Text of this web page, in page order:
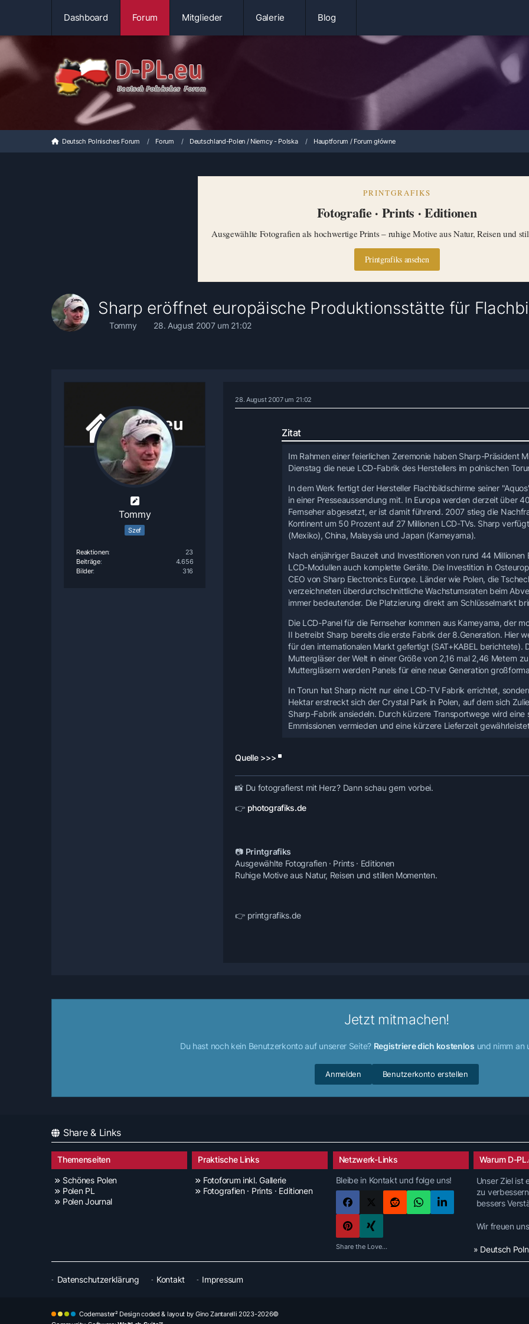
Dashboard Forum Mitglieder Galerie Blog
Deutsch Polnisches Forum Forum Deutschland-Polen / Niemcy - Polska Hauptforum / Forum główne
PRINTGRAFIKS
Fotografie · Prints · Editionen
Ausgewählte Fotografien als hochwertige Prints – ruhige Motive aus Natur, Reisen und
Printgrafiks ansehen
Sharp eröffnet europäische Produktionsstätte für
Tommy 28. August 2007 um 21:02
Tommy
Szef
Reaktionen
23
Beiträge
4.656
Bilder
316
28. August 2007 um 21:02
Zitat
Im Rahmen einer feierlichen Zeremonie haben Sharp-Präsident
Dienstag die neue LCD-Fabrik des Herstellers im polnischen
In dem Werk fertigt der Hersteller Flachbildschirme seiner
in einer Presseaussendung mit. In Europa werden derzeit über
Fernseher abgesetzt, er ist damit führend. 2007 stieg die
Kontinent um 50 Prozent auf 27 Millionen LCD-TVs. Sharp
(Mexiko), China, Malaysia und Japan (Kameyama).
Nach einjähriger Bauzeit und Investitionen von rund 44
LCD-Modullen auch komplette Geräte. Die Investition in
CEO von Sharp Electronics Europe. Länder wie Polen, die
verzeichneten überdurchschnittliche Wachstumsraten beim
immer bedeutender. Die Platzierung direkt am Schlüsselmarkt
Die LCD-Panel für die Fernseher kommen aus Kameyama, der
II betreibt Sharp bereits die erste Fabrik der 8.Generation. Hier
für den internationalen Markt gefertigt (SAT+KABEL berichtete).
Muttergläser der Welt in einer Größe von 2,16 mal 2,46 Metern
Muttergläsern werden Panels für eine neue Generation
In Torun hat Sharp nicht nur eine LCD-TV Fabrik errichtet,
Hektar erstreckt sich der Crystal Park in Polen, auf dem sich
Sharp-Fabrik ansiedeln. Durch kürzere Transportwege wird eine
Emmissionen vermieden und eine kürzere Lieferzeit
Quelle >>>
📸 Du fotografierst mit Herz? Dann schau gern vorbei.
👉 photografiks.de
📷 Printgrafiks
Ausgewählte Fotografien · Prints · Editionen
Ruhige Motive aus Natur, Reisen und stillen Momenten.
👉 printgrafiks.de
Jetzt mitmachen!
Du hast noch kein Benutzerkonto auf unserer Seite? Registriere dich kostenlos und nimm an
Benutzerkonto erstellen
Anmelden
Share & Links
Themenseiten
Schönes Polen
Polen PL
Polen Journal
Praktische Links
Fotoforum inkl. Gallerie
Fotografien · Prints · Editionen
Netzwerk-Links
Bleibe in Kontakt und folge uns!
Share the Love...
Warum D-
Unser Ziel ist
zu
bessers
Wir freuen
» Deutsch
Datenschutzerklärung Kontakt Impressum
Codemaster² Design coded & layout by Gino Zantarelli 2023-2026©